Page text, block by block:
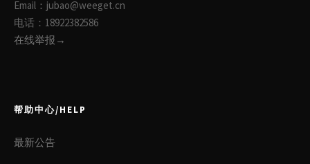
Email：jubao@weeget.cn
电话：18922382586
在线举报→
帮助中心/HELP
最新公告